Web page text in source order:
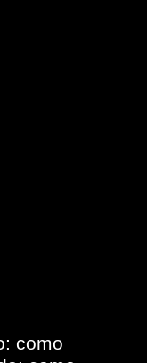
como